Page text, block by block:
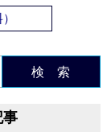
検 索
事